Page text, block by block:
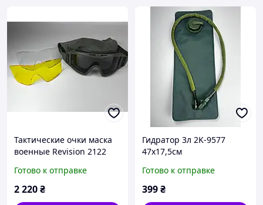
Тактические очки маска
военные Revision 2122
Готово к отправке
2 220₴
Гидратор 3л 2K-9577
47х17,5см
Готово к отправке
399₴